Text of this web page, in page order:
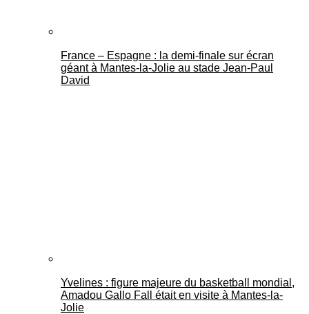
France – Espagne : la demi-finale sur écran
géant à Mantes-la-Jolie au stade Jean-Paul
David
Yvelines : figure majeure du basketball mondial,
Amadou Gallo Fall était en visite à Mantes-la-
Jolie